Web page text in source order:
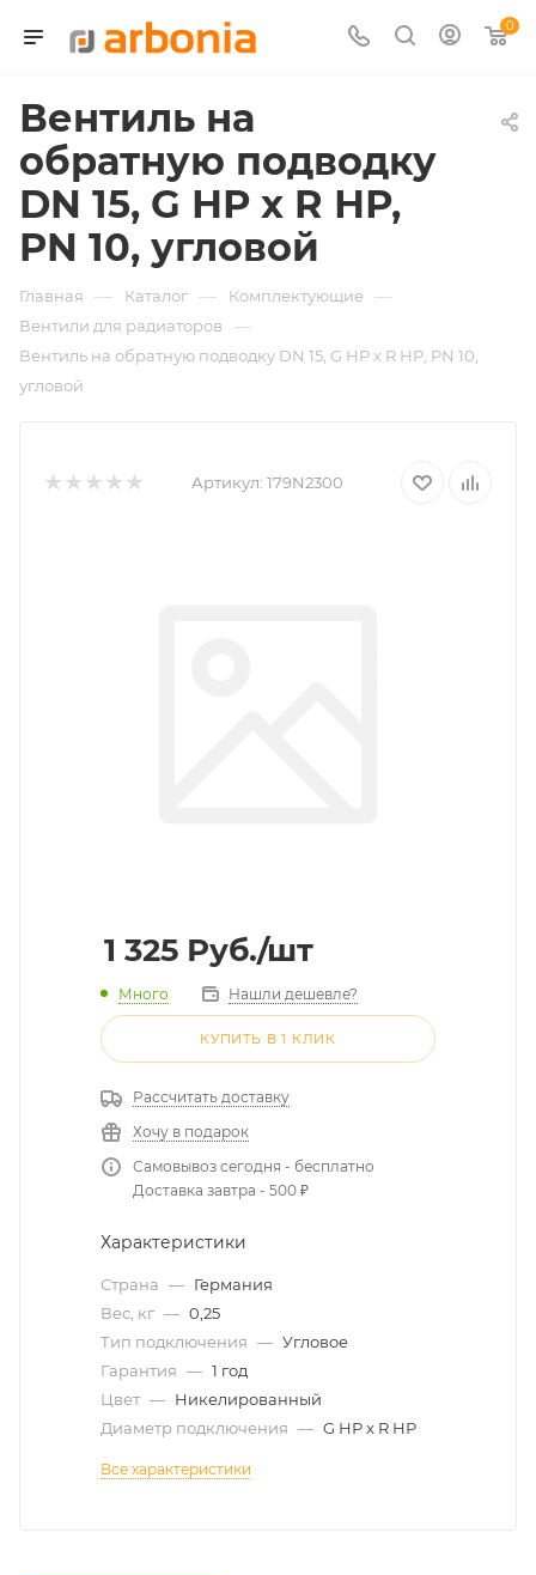
0
Вентиль на
обратную подводку
DN 15, G НР x R НР,
PN 10, угловой
Главная — Каталог — Комплектующие —
Вентили для радиаторов —
Вентиль на обратную подводку DN 15, G НР x R НР, PN 10,
угловой
Артикул: 179N2300
1 325 Руб./шт
Много Нашли дешевле?
КУПИТЬ В 1 КЛИК
Рассчитать доставку
Хочу в подарок
Самовывоз сегодня - бесплатно
Доставка завтра - 500 ₽
Характеристики
Страна — Германия
Вес, кг — 0,25
Тип подключения — Угловое
Гарантия — 1 год
Цвет — Никелированный
Диаметр подключения — G НР x R НР
Все характеристики